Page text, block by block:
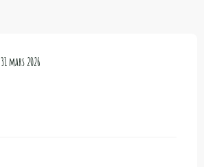
31 mars 2026
31 mars 2026